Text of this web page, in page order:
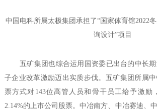
中国电科所属太极集团承担了“国家体育馆2022
询设计”项目
五矿集团也综合运用国资委已出台的中长期
子企业改革激励迈出实质步伐。五矿集团所属
票方式对143位高管人员和骨干员工给予激励
2.14%的上市公司股票。中冶南方、中冶赛迪、